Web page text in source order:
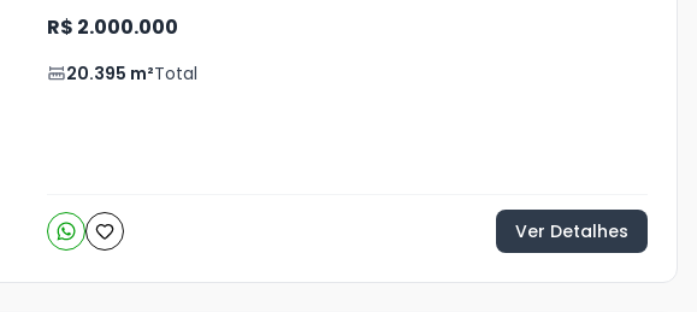
R$ 2.000.000
20.395 m²Total
Ver Detalhes